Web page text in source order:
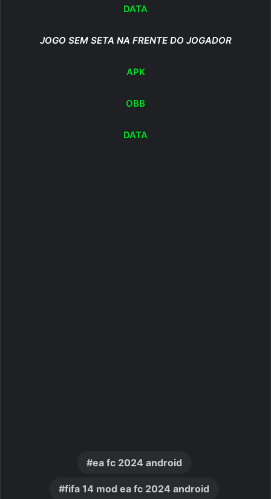
DATA
JOGO SEM SETA NA FRENTE DO JOGADOR
APK
OBB
DATA
ea fc 2024 android
fifa 14 mod ea fc 2024 android